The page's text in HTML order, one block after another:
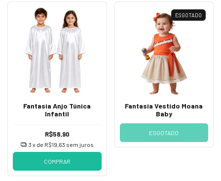
Fantasia Anjo Túnica
Infantil
R$58,90
3 x de R$19,63 sem juros
COMPRAR
ESGOTADO
Fantasia Vestido Moana
Baby
ESGOTADO